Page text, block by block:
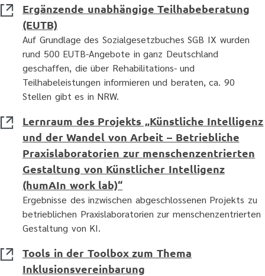
Ergänzende unabhängige Teilhabeberatung
(EUTB)
Auf Grundlage des Sozialgesetzbuches SGB IX wurden
rund 500 EUTB-Angebote in ganz Deutschland
geschaffen, die über Rehabilitations- und
Teilhabeleistungen informieren und beraten, ca. 90
Stellen gibt es in NRW.
Lernraum des Projekts „Künstliche Intelligenz
und der Wandel von Arbeit – Betriebliche
Praxislaboratorien zur menschenzentrierten
Gestaltung von Künstlicher Intelligenz
(humAIn work lab)“
Ergebnisse des inzwischen abgeschlossenen Projekts zu
betrieblichen Praxislaboratorien zur menschenzentrierten
Gestaltung von KI.
Tools in der Toolbox zum Thema
Inklusionsvereinbarung